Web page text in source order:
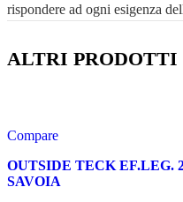
rispondere ad ogni esigenza
ALTRI PRODOTTI
Compare
OUTSIDE TECK EF.LEG.
SAVOIA